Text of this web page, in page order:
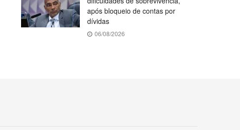
após bloqueio de contas por
dívidas
06/08/2026